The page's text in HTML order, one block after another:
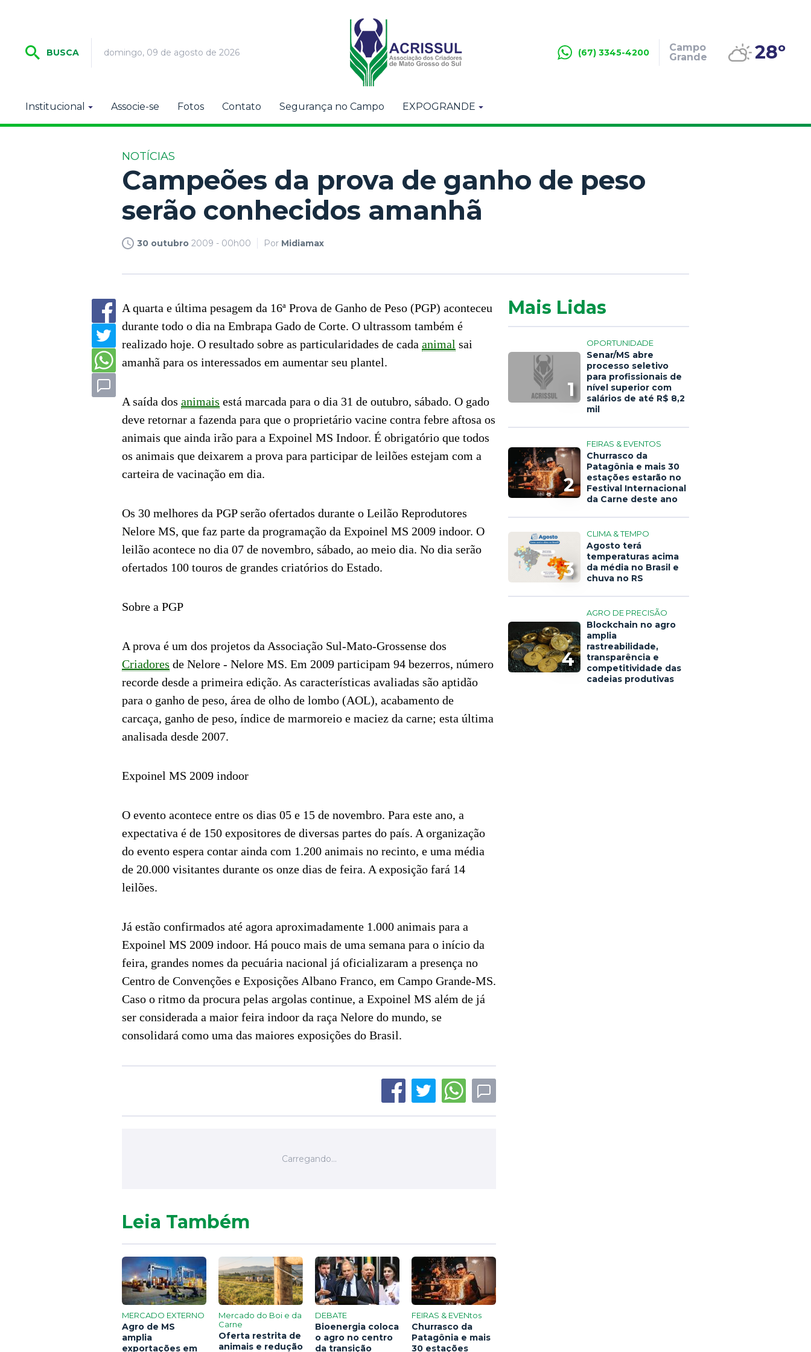
BUSCA domingo, 09 de agosto de 2026 (67) 3345-4200
Campo
Grande
28º
Institucional Associe-se Fotos Contato Segurança no Campo EXPOGRANDE
NOTÍCIAS
Campeões da prova de ganho de peso
serão conhecidos amanhã
30 outubro 2009 - 00h00 Por Midiamax
A quarta e última pesagem da 16ª Prova de Ganho de Peso (PGP) aconteceu
durante todo o dia na Embrapa Gado de Corte. O ultrassom também é
realizado hoje. O resultado sobre as particularidades de cada animal sai
amanhã para os interessados em aumentar seu plantel.
A saída dos animais está marcada para o dia 31 de outubro, sábado. O gado
deve retornar a fazenda para que o proprietário vacine contra febre aftosa os
animais que ainda irão para a Expoinel MS Indoor. É obrigatório que todos
os animais que deixarem a prova para participar de leilões estejam com a
carteira de vacinação em dia.
Os 30 melhores da PGP serão ofertados durante o Leilão Reprodutores
Nelore MS, que faz parte da programação da Expoinel MS 2009 indoor. O
leilão acontece no dia 07 de novembro, sábado, ao meio dia. No dia serão
ofertados 100 touros de grandes criatórios do Estado.
Sobre a PGP
A prova é um dos projetos da Associação Sul-Mato-Grossense dos
Criadores de Nelore - Nelore MS. Em 2009 participam 94 bezerros, número
recorde desde a primeira edição. As características avaliadas são aptidão
para o ganho de peso, área de olho de lombo (AOL), acabamento de
carcaça, ganho de peso, índice de marmoreio e maciez da carne; esta última
analisada desde 2007.
Expoinel MS 2009 indoor
O evento acontece entre os dias 05 e 15 de novembro. Para este ano, a
expectativa é de 150 expositores de diversas partes do país. A organização
do evento espera contar ainda com 1.200 animais no recinto, e uma média
de 20.000 visitantes durante os onze dias de feira. A exposição fará 14
leilões.
Já estão confirmados até agora aproximadamente 1.000 animais para a
Expoinel MS 2009 indoor. Há pouco mais de uma semana para o início da
feira, grandes nomes da pecuária nacional já oficializaram a presença no
Centro de Convenções e Exposições Albano Franco, em Campo Grande-MS.
Caso o ritmo da procura pelas argolas continue, a Expoinel MS além de já
ser considerada a maior feira indoor da raça Nelore do mundo, se
consolidará como uma das maiores exposições do Brasil.
Mais Lidas
1
OPORTUNIDADE
Senar/MS abre
processo seletivo
para profissionais de
nível superior com
salários de até R$ 8,2
mil
2
FEIRAS & EVENTOS
Churrasco da
Patagônia e mais 30
estações estarão no
Festival Internacional
da Carne deste ano
3
CLIMA & TEMPO
Agosto terá
temperaturas acima
da média no Brasil e
chuva no RS
4
AGRO DE PRECISÃO
Blockchain no agro
amplia
rastreabilidade,
transparência e
competitividade das
cadeias produtivas
Leia Também
MERCADO EXTERNO
Agro de MS
amplia
exportações em
Mercado do Boi e da
Carne
Oferta restrita de
animais e redução
DEBATE
Bioenergia coloca
o agro no centro
da transição
FEIRAS & EVENtos
Churrasco da
Patagônia e mais
30 estações